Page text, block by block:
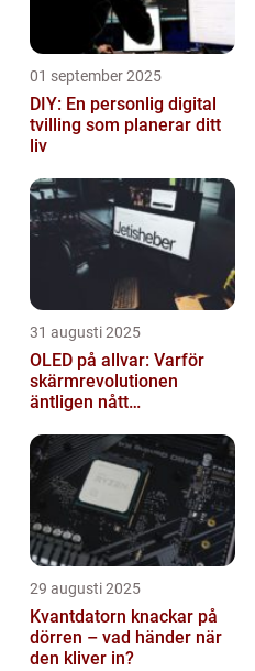
01 september 2025
DIY: En personlig digital
tvilling som planerar ditt
liv
31 augusti 2025
OLED på allvar: Varför
skärmrevolutionen
äntligen nått
29 augusti 2025
Kvantdatorn knackar på
dörren – vad händer när
den kliver in?